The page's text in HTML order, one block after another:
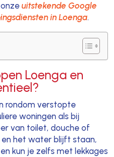
uitstekende Google
in Loenga.
Loenga en
rondom verstopte
woningen als bij
van toilet, douche of
het water blijft staan,
kun je zelfs met lekkages